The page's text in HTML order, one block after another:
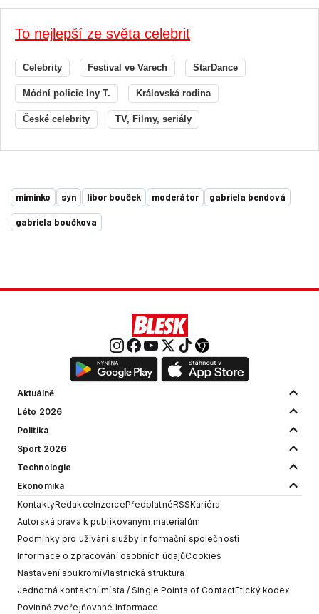
To nejlepší ze světa celebrit
Celebrity Festival ve Varech StarDance
Módní policie Iny T. Královská rodina
České celebrity TV, Filmy, seriály
miminko syn libor bouček moderátor gabriela bendová
gabriela boučkova
Aktuálně
Léto 2026
Politika
Sport 2026
Technologie
Ekonomika
KontaktyRedakceInzercePředplatnéRSSKariéra
Autorská práva k publikovaným materiálům
Podmínky pro užívání služby informační společnosti
Informace o zpracování osobních údajůCookies
Nastavení soukromíVlastnická struktura
Jednotná kontaktní místa / Single Points of ContactEtický kodex
Povinně zveřejňované informace